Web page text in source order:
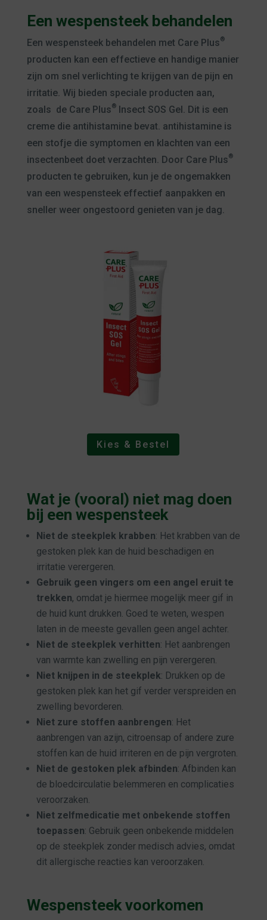
Een wespensteek behandelen
Een wespensteek behandelen met Care Plus®
producten kan een effectieve en handige manier
zijn om snel verlichting te krijgen van de pijn en
irritatie. Wij bieden speciale producten aan,
zoals de Care Plus®Insect SOS Gel. Dit is een
creme die antihistamine bevat. antihistamine is
een stofje die symptomen en klachten van een
insectenbeet doet verzachten. Door Care Plus®
producten te gebruiken, kun je de ongemakken
van een wespensteek effectief aanpakken en
sneller weer ongestoord genieten van je dag.
Kies & Bestel
Wat je (vooral) niet mag doen
bij een wespensteek
Niet de steekplek krabben: Het krabben van de
gestoken plek kan de huid beschadigen en
irritatie verergeren.
Gebruik geen vingers om een angel eruit te
trekken, omdat je hiermee mogelijk meer gif in
de huid kunt drukken. Goed te weten, wespen
laten in de meeste gevallen geen angel achter.
Niet de steekplek verhitten: Het aanbrengen
van warmte kan zwelling en pijn verergeren.
Niet knijpen in de steekplek: Drukken op de
gestoken plek kan het gif verder verspreiden en
zwelling bevorderen.
Niet zure stoffen aanbrengen: Het
aanbrengen van azijn, citroensap of andere zure
stoffen kan de huid irriteren en de pijn vergroten.
Niet de gestoken plek afbinden: Afbinden kan
de bloedcirculatie belemmeren en complicaties
veroorzaken.
Niet zelfmedicatie met onbekende stoffen
toepassen: Gebruik geen onbekende middelen
op de steekplek zonder medisch advies, omdat
dit allergische reacties kan veroorzaken.
Wespensteek voorkomen